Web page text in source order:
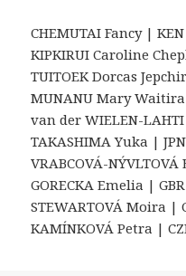
CHEMUTAI Fancy |
KIPKIRUI Caroline
TUITOEK Dorcas
MUNANU Mary
van der WIELEN-
TAKASHIMA Yuka |
VRABCOVÁ-
GORECKA Emelia |
STEWARTOVÁ Moira |
KAMÍNKOVÁ Petra |